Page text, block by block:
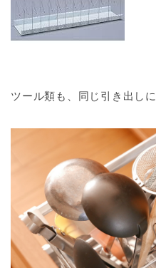
ツール類も、同じ引き出し